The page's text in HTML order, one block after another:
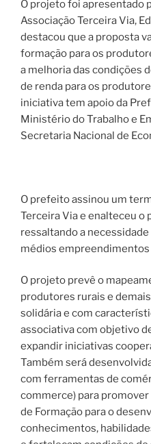
O projeto foi apresentado
Associação Terceira Via,
destacou que a proposta
formação para os
a melhoria das condições
de renda para os
iniciativa tem apoio da
Ministério do Trabalho e
Secretaria Nacional de
O prefeito assinou um
Terceira Via e enalteceu o
ressaltando a
médios
O projeto prevê o
produtores rurais e
solidária e com
associativa com objetivo
expandir iniciativas
Também será
com ferramentas de
commerce) para
de Formação para o
conhecimentos,